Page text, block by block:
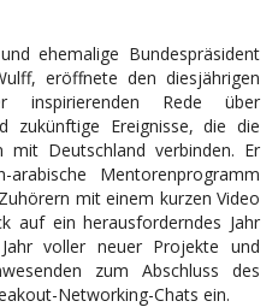
ehemalige Bundespräsident
eröffnete den diesjährigen
inspirierenden Rede über
zukünftige Ereignisse, die die
Deutschland verbinden. Er
Mentorenprogramm
mit einem kurzen Video
auf ein herausforderndes Jahr
voller neuer Projekte und
zum Abschluss des
Networking-Chats ein.